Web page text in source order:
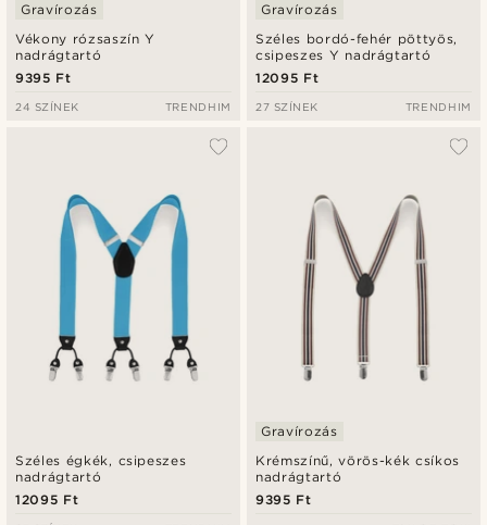
Vékony rózsaszín Y
nadrágtartó
Gravírozás
9395 Ft
24 SZÍNEK TRENDHIM
Széles bordó-fehér pöttyös,
csipeszes Y nadrágtartó
Gravírozás
12095 Ft
27 SZÍNEK TRENDHIM
Széles égkék, csipeszes
nadrágtartó
12095 Ft
Krémszínű, vörös-kék csíkos
nadrágtartó
Gravírozás
9395 Ft